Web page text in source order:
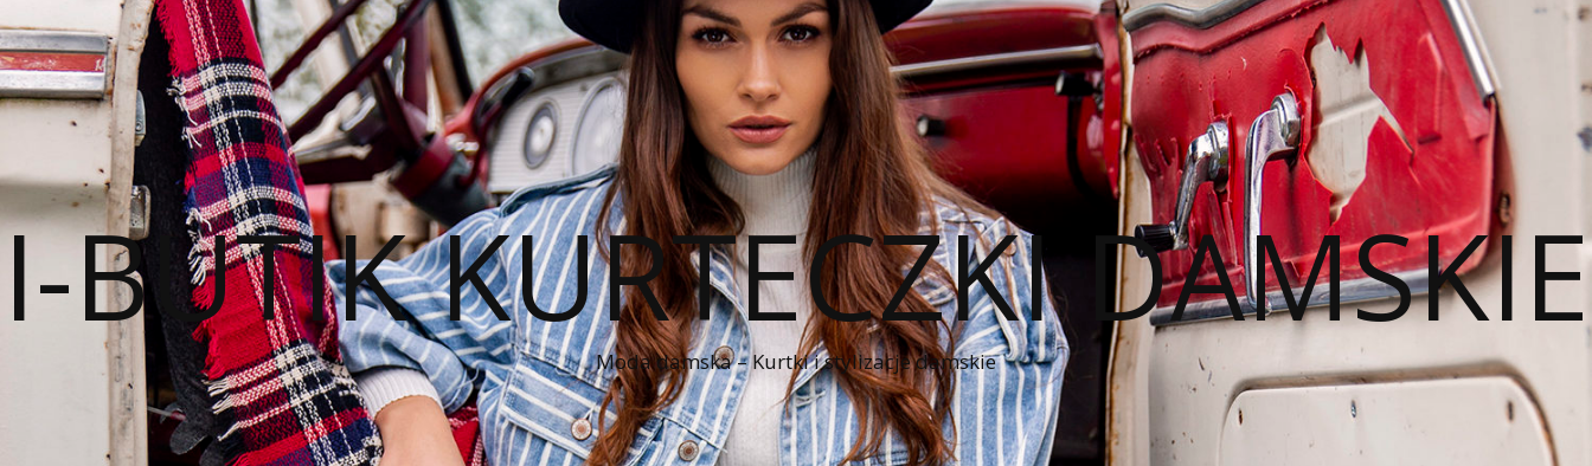
I-BUTIK KURTECZKI DAMSKIE
Moda damska – Kurtki i stylizacje damskie